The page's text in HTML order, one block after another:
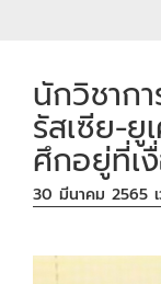
นักวิชาก
รัสเซีย-ยู
ศึกอยู่ที่เ
30 มีนาคม 2565